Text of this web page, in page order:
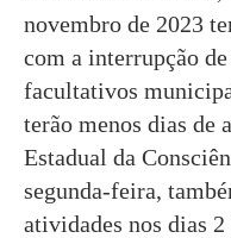
novembro de 2023
com a interrupção
facultativos
terão menos dias de
Estadual da
segunda-feira,
atividades nos dias